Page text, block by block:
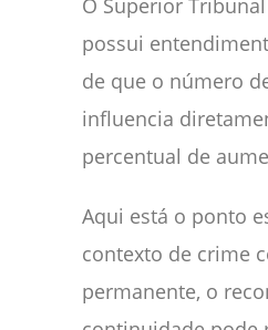
possui
de que o número
influencia
percentual de
Aqui está o ponto
contexto de crime
permanente, o